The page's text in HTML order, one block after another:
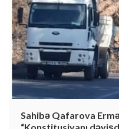
Sahibə Qafarova